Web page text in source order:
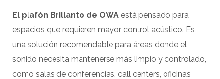
El plafón Brillanto de OWA está pensado para
espacios que requieren mayor control acústico. Es
una solución recomendable para áreas donde el
sonido necesita mantenerse más limpio y controlado,
como salas de conferencias, call centers, oficinas